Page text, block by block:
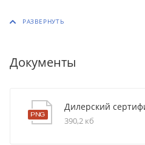
Документы
Дилерский
390,2 кб